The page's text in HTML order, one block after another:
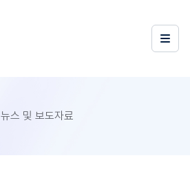
뉴스 및 보도자료